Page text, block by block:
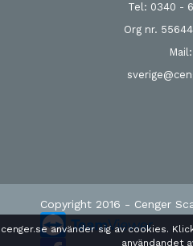
Tel: 0340 -
Org nr.
Mail:
Copyright 2016 - Cenger
cenger.se använder sig av cookies.
användandet